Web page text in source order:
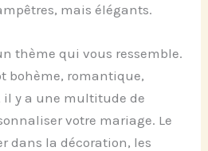
mais élégants.
thème qui vous ressemble.
bohème, romantique,
y a une multitude de
votre mariage. Le
dans la décoration, les